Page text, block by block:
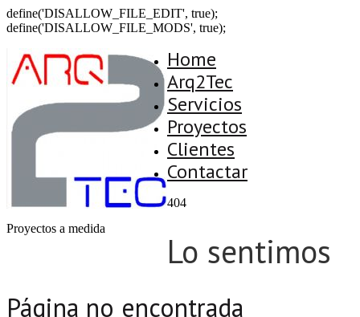
define('DISALLOW_FILE_EDIT', true);
define('DISALLOW_FILE_MODS', true);
Proyectos a medida
Home
Arq2Tec
Servicios
Proyectos
Clientes
Contactar
404
Lo sentimos
Página no encontrada